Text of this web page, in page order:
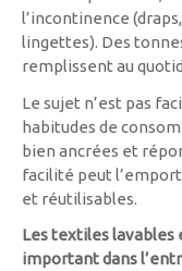
l’incontinence
lingettes). Des
remplissent au
Le sujet n’est pas
habitudes de
bien ancrées et
facilité peut
et réutilisables.
Les textiles lavables
importantdans